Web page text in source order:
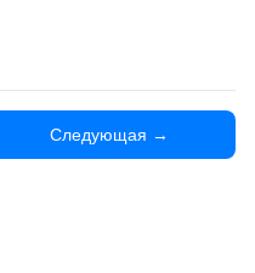
Следующая →